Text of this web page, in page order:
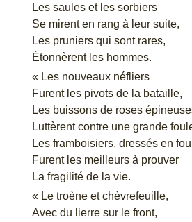
Les saules et les sorbiers
Se mirent en rang à leur suite,
Les pruniers qui sont rares,
Étonnèrent les hommes.
« Les nouveaux néfliers
Furent les pivots de la bataille,
Les buissons de roses
Luttèrent contre une grande
Les framboisiers, dressés en
Furent les meilleurs à prouver
La fragilité de la vie.
« Le troène et chèvrefeuille,
Avec du lierre sur le front,